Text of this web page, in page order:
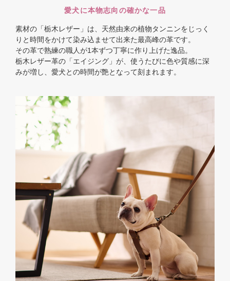
愛犬に本物志向の確かな一品
素材の「栃木レザー」は、天然由来の植物タンニンをじっく
りと時間をかけて染み込ませて出来た最高峰の革です。
その革で熟練の職人が1本ずつ丁寧に作り上げた逸品。
栃木レザー革の「エイジング」が、使うたびに色や質感に深
みが増し、愛犬との時間が艶となって刻まれます。